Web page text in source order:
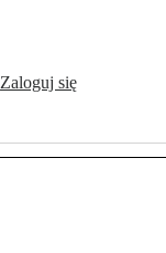
Zaloguj się